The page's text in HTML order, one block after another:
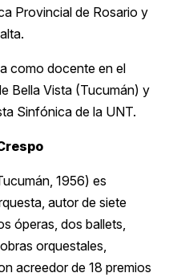
Provincial de Rosario y
como docente en el
Bella Vista (Tucumán) y
Sinfónica de la UNT.
1956) es
autor de siete
óperas, dos ballets,
orquestales,
acreedor de 18 premios